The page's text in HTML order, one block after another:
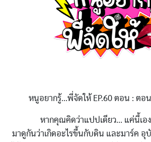
หนูอยากรู้...พี่จัดให้ EP.60 ตอน : ตอ
หากคุณคิดว่าแปปเดียว... แค่นี้เอง...
มาดูกันว่าเกิดอะไรขึ้นกับดิน และมาร์ค อุ